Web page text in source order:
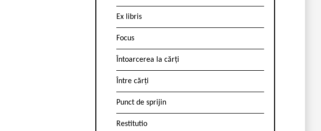
Ex libris
Focus
Întoarcerea la cărți
Între cărți
Punct de sprijin
Restitutio